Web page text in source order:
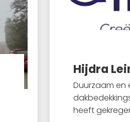
Hijdra
Duurzaam en
heeft